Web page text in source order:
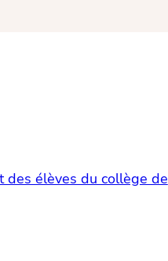
des élèves du collège de